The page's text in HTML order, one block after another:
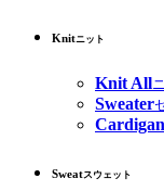
Knitニット
Knit All
Sweater
Cardigan
Sweatスウェット